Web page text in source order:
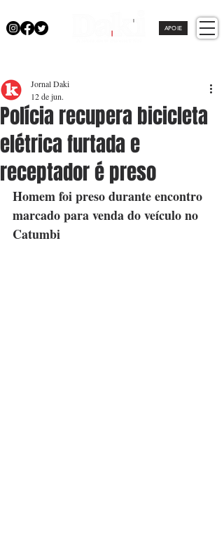
APOIE
Polícia recupera bicicleta
elétrica furtada e
receptador é preso
Jornal Daki
12 de jun.
Homem foi preso durante encontro
marcado para venda do veículo no
Catumbi